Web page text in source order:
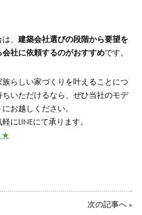
、 建築会社選びの段階から要望を
社に依頼するのがおすすめです。
らしい家づくりを叶えることにつ
いただけるなら、ぜひ当社のモデ
お越しください。
にLINEにて承ります。
★
次の記事へ »